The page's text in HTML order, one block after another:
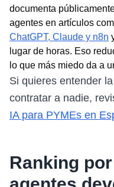
documenta
agentes en artículos
ChatGPT, Claude y n8n
lugar de horas. Eso
lo que más miedo da a
Si quieres entender
contratar a nadie,
IA para PYMEs en
Ranking